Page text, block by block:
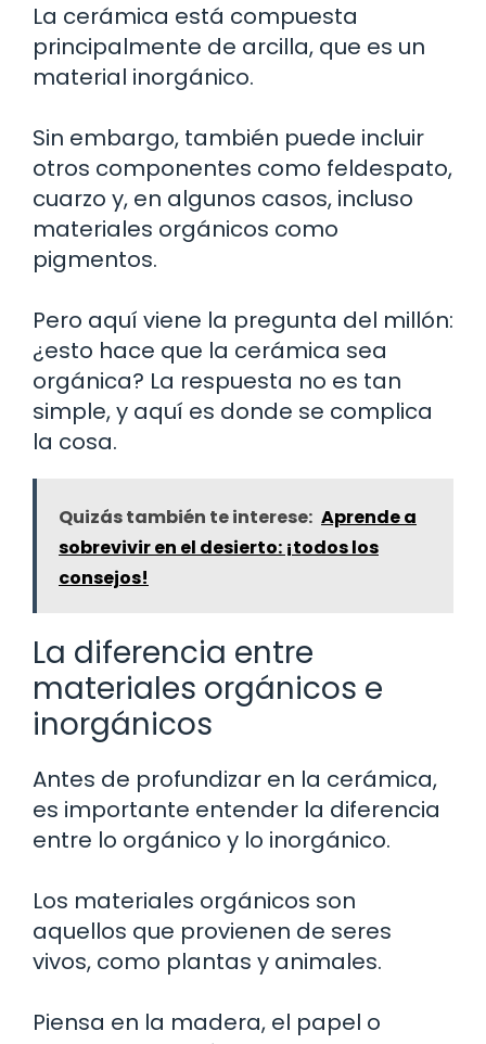
La cerámica está compuesta
principalmente de arcilla, que es un
material inorgánico.
Sin embargo, también puede incluir
otros componentes como feldespato,
cuarzo y, en algunos casos, incluso
materiales orgánicos como
pigmentos.
Pero aquí viene la pregunta del millón:
¿esto hace que la cerámica sea
orgánica? La respuesta no es tan
simple, y aquí es donde se complica
la cosa.
Quizás también te interese: Aprende a
sobrevivir en el desierto: ¡todos los
consejos!
La diferencia entre
materiales orgánicos e
inorgánicos
Antes de profundizar en la cerámica,
es importante entender la diferencia
entre lo orgánico y lo inorgánico.
Los materiales orgánicos son
aquellos que provienen de seres
vivos, como plantas y animales.
Piensa en la madera, el papel o